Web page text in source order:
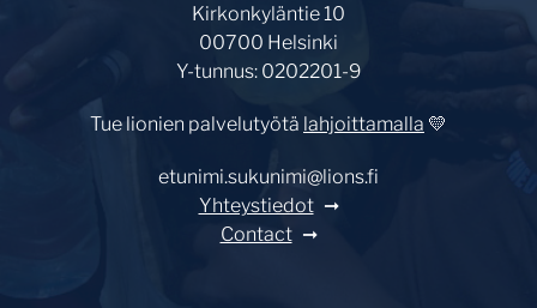
Kirkonkyläntie 10
00700 Helsinki
Y-tunnus: 0202201-9
Tue lionien palvelutyötä lahjoittamalla 💛
etunimi.sukunimi@lions.fi
Yhteystiedot
Contact